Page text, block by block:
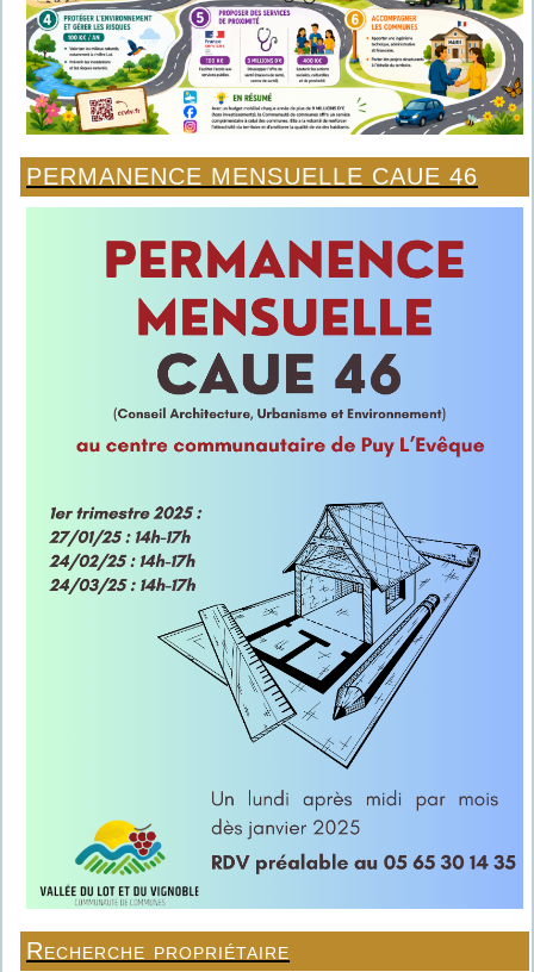
PERMANENCE MENSUELLE CAUE 46
Recherche propriétaire